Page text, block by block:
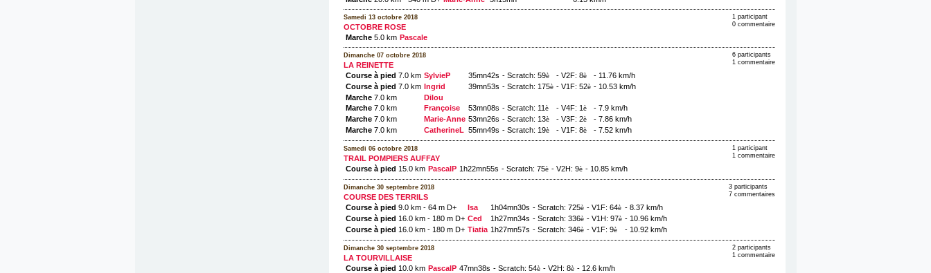
Samedi 13 octobre 2018
OCTOBRE ROSE
1 participant
0 commentaire
Marche5.0 km Pascale
Dimanche 07 octobre 2018
LA REINETTE
6 participants
1 commentaire
Course à pied 7.0 km SylvieP 35mn42s - Scratch: 59è - V2F: 8è
- 11.76 km/h
Course à pied 7.0 km Ingrid 39mn53s - Scratch: 175è - V1F: 52è - 10.53 km/h
Marche7.0 km
Dilou
Marche7.0 km Françoise 53mn08s - Scratch: 11è - V4F: 1è
- 7.9 km/h
Marche7.0 km Marie-Anne 53mn26s - Scratch: 13è - V3F: 2è
- 7.86 km/h
Marche7.0 km CatherineL 55mn49s - Scratch: 19è - V1F: 8è - 7.52 km/h
Samedi 06 octobre 2018
TRAIL POMPIERS AUFFAY
1 participant
1 commentaire
Course à pied 15.0 km PascalP 1h22mn55s - Scratch: 75è - V2H: 9è - 10.85 km/h
Dimanche 30 septembre 2018
COURSE DES TERRILS
3 participants
7 commentaires
Course à pied 9.0 km - 64 m D+ Isa 1h04mn30s - Scratch: 725è - V1F: 64è - 8.37 km/h
Course à pied 16.0 km - 180 m D+ Ced 1h27mn34s - Scratch: 336è - V1H: 97è - 10.96 km/h
Course à pied 16.0 km - 180 m D+ Tiatia 1h27mn57s - Scratch: 346è - V1F: 9è - 10.92 km/h
Dimanche 30 septembre 2018
LA TOURVILLAISE
2 participants
1 commentaire
Course à pied 10.0 km PascalP 47mn38s - Scratch: 54è - V2H: 8è - 12.6 km/h